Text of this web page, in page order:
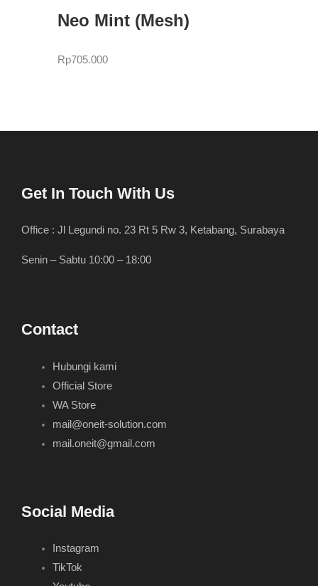
Neo Mint (Mesh)
Rp705.000
Get In Touch With Us
Office : Jl Legundi no. 23 Rt 5 Rw 3, Ketabang, Surabaya
Senin – Sabtu 10:00 – 18:00
Contact
Hubungi kami
Official Store
WA Store
mail@oneit-solution.com
mail.oneit@gmail.com
Social Media
Instagram
TikTok